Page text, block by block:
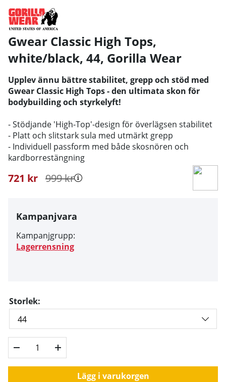
Gwear Classic High Tops,
white/black, 44, Gorilla Wear
Upplev ännu bättre stabilitet, grepp och stöd med
Gwear Classic High Tops - den ultimata skon för
bodybuilding och styrkelyft!
- Stödjande 'High-Top'-design för överlägsen stabilitet
- Platt och slitstark sula med utmärkt grepp
- Individuell passform med både skosnören och
kardborrestängning
999kr
721 kr
Kampanjvara
Kampanjgrupp:
Lagerrensning
Storlek:
Lägg i varukorgen